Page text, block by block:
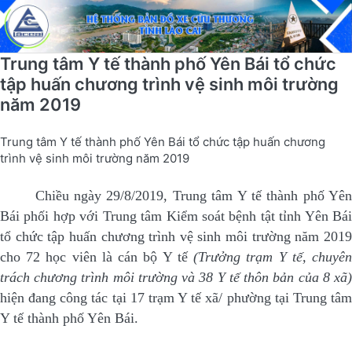
Trung tâm Y tế thành phố Yên Bái tổ chức
tập huấn chương trình vệ sinh môi trường
năm 2019
Trung tâm Y tế thành phố Yên Bái tổ chức tập huấn chương
trình vệ sinh môi trường năm 2019
Chiều ngày 29/8/2019, Trung tâm Y tế thành phố Yên
Bái phối hợp với Trung tâm Kiểm soát bệnh tật tỉnh Yên Bái
tổ chức tập huấn chương trình vệ sinh môi trường năm 2019
cho 72 học viên là cán bộ Y tế(Trưởng trạm Y tế, chuyên
trách chương trình môi trường và 38 Y tế thôn bản của 8 xã)
hiện đang công tác tại 17 trạm Y tế xã/ phường tại Trung tâm
Y tế thành phố Yên Bái.